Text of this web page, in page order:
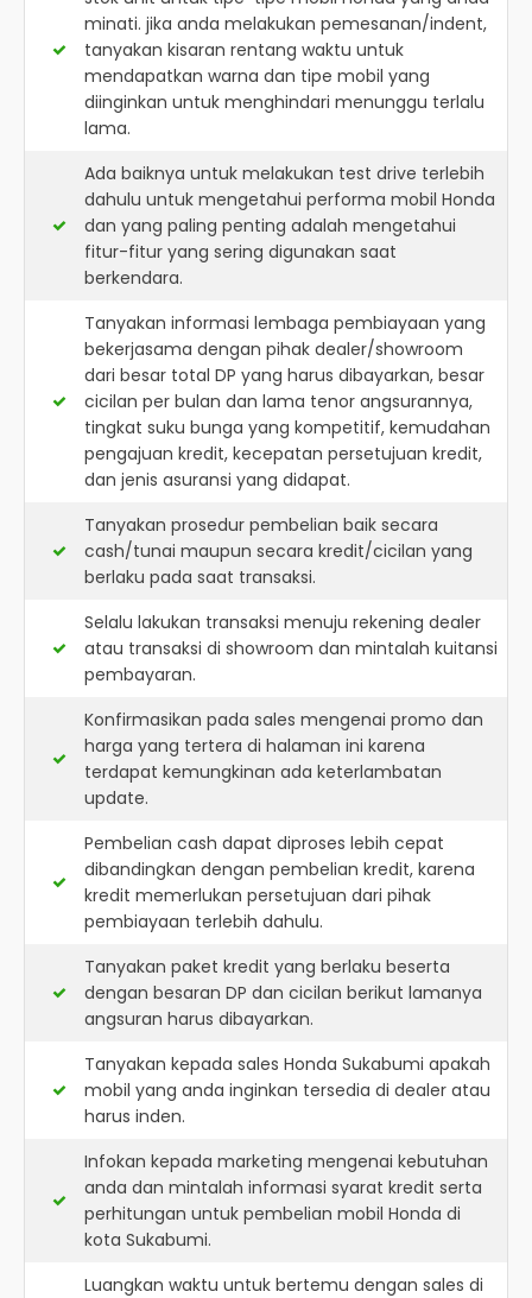
minati. jika anda melakukan pemesanan/indent,
tanyakan kisaran rentang waktu untuk
mendapatkan warna dan tipe mobil yang
diinginkan untuk menghindari menunggu terlalu
lama.
Ada baiknya untuk melakukan test drive terlebih
dahulu untuk mengetahui performa mobil Honda
dan yang paling penting adalah mengetahui
fitur-fitur yang sering digunakan saat
berkendara.
Tanyakan informasi lembaga pembiayaan yang
bekerjasama dengan pihak dealer/showroom
dari besar total DP yang harus dibayarkan, besar
cicilan per bulan dan lama tenor angsurannya,
tingkat suku bunga yang kompetitif, kemudahan
pengajuan kredit, kecepatan persetujuan kredit,
dan jenis asuransi yang didapat.
Tanyakan prosedur pembelian baik secara
cash/tunai maupun secara kredit/cicilan yang
berlaku pada saat transaksi.
Selalu lakukan transaksi menuju rekening dealer
atau transaksi di showroom dan mintalah kuitansi
pembayaran.
Konfirmasikan pada sales mengenai promo dan
harga yang tertera di halaman ini karena
terdapat kemungkinan ada keterlambatan
update.
Pembelian cash dapat diproses lebih cepat
dibandingkan dengan pembelian kredit, karena
kredit memerlukan persetujuan dari pihak
pembiayaan terlebih dahulu.
Tanyakan paket kredit yang berlaku beserta
dengan besaran DP dan cicilan berikut lamanya
angsuran harus dibayarkan.
Tanyakan kepada sales Honda Sukabumi apakah
mobil yang anda inginkan tersedia di dealer atau
harus inden.
Infokan kepada marketing mengenai kebutuhan
anda dan mintalah informasi syarat kredit serta
perhitungan untuk pembelian mobil Honda di
kota Sukabumi.
Luangkan waktu untuk bertemu dengan sales di